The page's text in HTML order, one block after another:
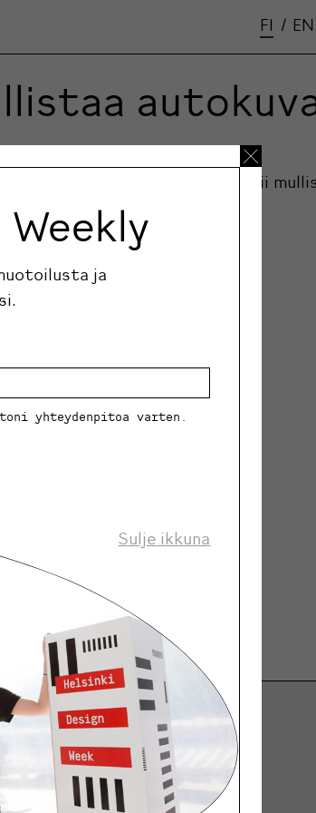
FI / EN
valokuvahaastetta, joka pyrkii
muotoilusta ja
ja
yhteydenpitoa varten.
Sulje ikkuna